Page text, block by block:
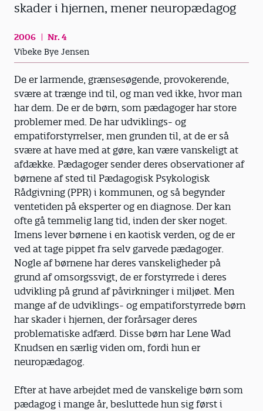
skader i hjernen, mener neuropædagog
2006
Nr. 4
Vibeke Bye Jensen
De er larmende, grænsesøgende, provokerende,
svære at trænge ind til, og man ved ikke, hvor man
har dem. De er de børn, som pædagoger har store
problemer med. De har udviklings- og
empatiforstyrrelser, men grunden til, at de er så
svære at have med at gøre, kan være vanskeligt at
afdække. Pædagoger sender deres observationer af
børnene af sted til Pædagogisk Psykologisk
Rådgivning (PPR) i kommunen, og så begynder
ventetiden på eksperter og en diagnose. Der kan
ofte gå temmelig lang tid, inden der sker noget.
Imens lever børnene i en kaotisk verden, og de er
ved at tage pippet fra selv garvede pædagoger.
Nogle af børnene har deres vanskeligheder på
grund af omsorgssvigt, de er forstyrrede i deres
udvikling på grund af påvirkninger i miljøet. Men
mange af de udviklings- og empatiforstyrrede børn
har skader i hjernen, der forårsager deres
problematiske adfærd. Disse børn har Lene Wad
Knudsen en særlig viden om, fordi hun er
neuropædagog.
Efter at have arbejdet med de vanskelige børn som
pædagog i mange år, besluttede hun sig først i